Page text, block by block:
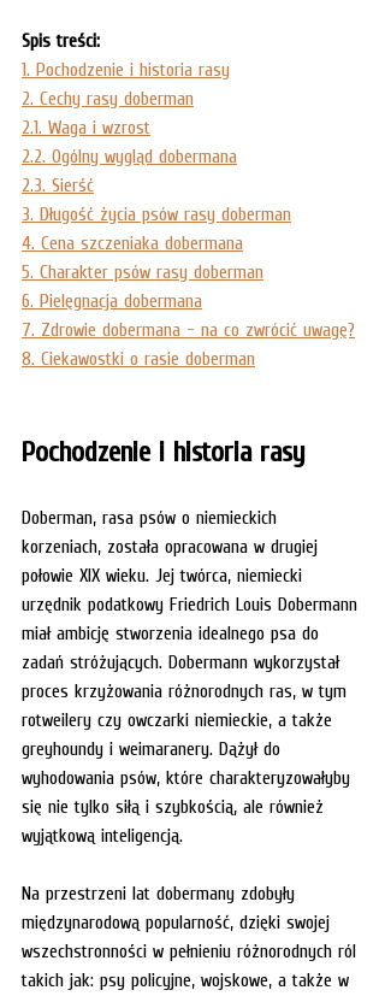
Spis treści:
1. Pochodzenie i historia rasy
2. Cechy rasy doberman
2.1. Waga i wzrost
2.2. Ogólny wygląd dobermana
2.3. Sierść
3. Długość życia psów rasy doberman
4. Cena szczeniaka dobermana
5. Charakter psów rasy doberman
6. Pielęgnacja dobermana
7. Zdrowie dobermana - na co zwrócić uwagę?
8. Ciekawostki o rasie doberman
Pochodzenie i historia rasy
Doberman, rasa psów o niemieckich
korzeniach, została opracowana w drugiej
połowie XIX wieku. Jej twórca, niemiecki
urzędnik podatkowy Friedrich Louis Dobermann
miał ambicję stworzenia idealnego psa do
zadań stróżujących. Dobermann wykorzystał
proces krzyżowania różnorodnych ras, w tym
rotweilery czy owczarki niemieckie, a także
greyhoundy i weimaranery. Dążył do
wyhodowania psów, które charakteryzowałyby
się nie tylko siłą i szybkością, ale również
wyjątkową inteligencją.
Na przestrzeni lat dobermany zdobyły
międzynarodową popularność, dzięki swojej
wszechstronności w pełnieniu różnorodnych ról
takich jak: psy policyjne, wojskowe, a także w